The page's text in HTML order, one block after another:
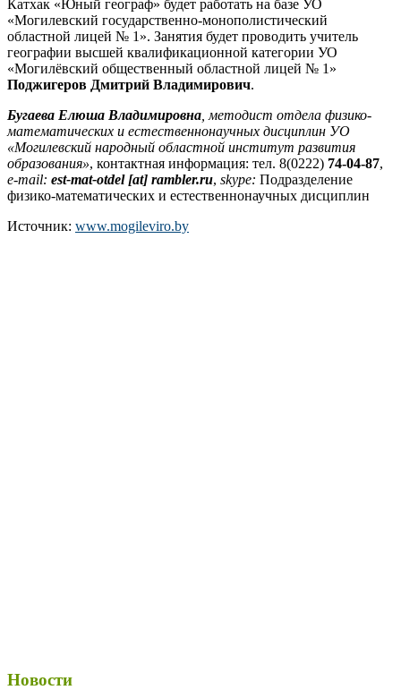
Катхак «Юный географ» будет работать на базе УО
«Могилевский государственно-монополистический
областной лицей № 1». Занятия будет проводить учитель
географии высшей квалификационной категории УО
«Могилёвский общественный областной лицей № 1»
Поджигеров Дмитрий Владимирович.
Бугаева Елюша Владимировна , методист отдела физико-
математических и естественнонаучных дисциплин УО
«Могилевский народный областной институт развития
образования», контактная информация: тел. 8(0222) 74-04-87,
e-mail: est-mat-otdel [at] rambler.ru, skype: Подразделение
физико-математических и естественнонаучных дисциплин
Источник: www.mogileviro.by
Новости